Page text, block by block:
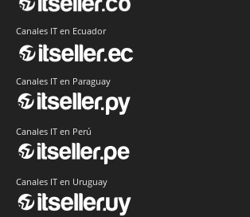
Canales IT en Ecuador
Canales IT en Paraguay
Canales IT en Perú
Canales IT en Uruguay